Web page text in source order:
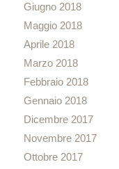
Giugno 2018
Maggio 2018
Aprile 2018
Marzo 2018
Febbraio 2018
Gennaio 2018
Dicembre 2017
Novembre 2017
Ottobre 2017